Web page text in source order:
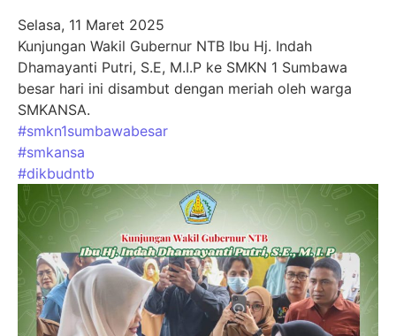
Selasa, 11 Maret 2025
Kunjungan Wakil Gubernur NTB Ibu Hj. Indah
Dhamayanti Putri, S.E, M.I.P ke SMKN 1 Sumbawa
besar hari ini disambut dengan meriah oleh warga
SMKANSA.
#smkn1sumbawabesar
#smkansa
#dikbudntb